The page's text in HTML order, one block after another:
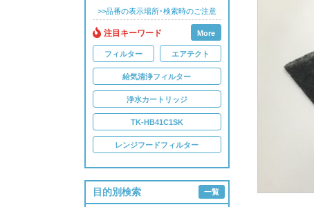
>>品番の表示場所･検索時のご注意
注目キーワード More
フィルター エアテクト
給気清浄フィルター
浄水カートリッジ
TK-HB41C1SK
レンジフードフィルター
目的別検索 一覧